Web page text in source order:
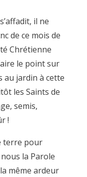
il ne
de ce mois de
Chrétienne
le point sur
au jardin à cette
les Saints de
semis,
!
terre pour
la Parole
même ardeur